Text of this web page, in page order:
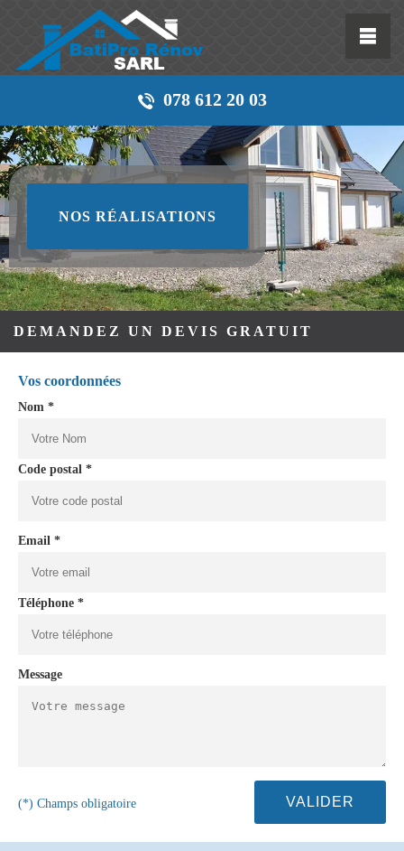
078 612 20 03
NOS RÉALISATIONS
DEMANDEZ UN DEVIS GRATUIT
Vos coordonnées
Nom *
Code postal *
Email *
Téléphone *
Message
(*) Champs obligatoire